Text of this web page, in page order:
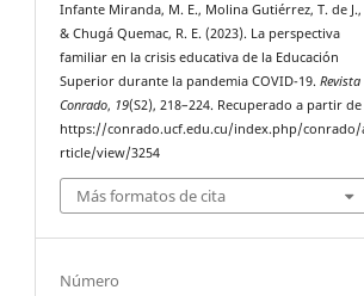
Infante Miranda, M. E., Molina Gutiérrez, T. de J.,
& Chugá Quemac, R. E. (2023). La perspectiva
familiar en la crisis educativa de la Educación
Superior durante la pandemia COVID-19.Revista
Conrado, 19(S2), 218–224. Recuperado a partir de
https://conrado.ucf.edu.cu/index.php/conrado/
rticle/view/3254
Más formatos de cita
Número